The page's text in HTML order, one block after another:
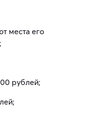
места его
рублей;